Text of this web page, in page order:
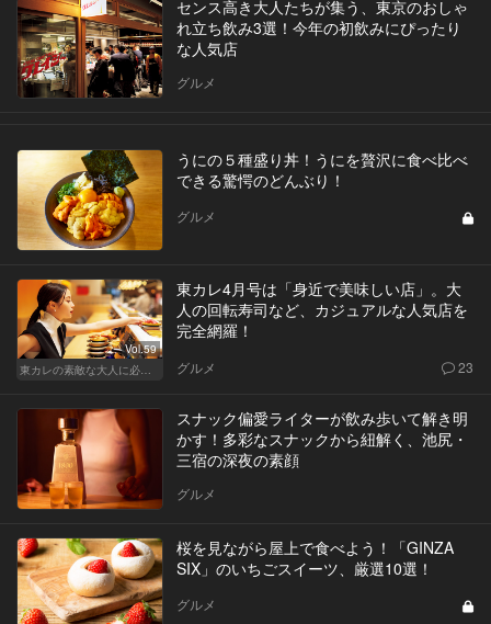
センス高き大人たちが集う、東京のおしゃ
れ立ち飲み3選！今年の初飲みにぴったり
な人気店
グルメ
うにの５種盛り丼！うにを贅沢に食べ比べ
できる驚愕のどんぶり！
グルメ
Vol.59
東カレの素敵な大人に必要なこと
東カレ4月号は「身近で美味しい店」。大
人の回転寿司など、カジュアルな人気店を
完全網羅！
グルメ 23
スナック偏愛ライターが飲み歩いて解き明
かす！多彩なスナックから紐解く、池尻・
三宿の深夜の素顔
グルメ
桜を見ながら屋上で食べよう！「GINZA
SIX」のいちごスイーツ、厳選10選！
グルメ